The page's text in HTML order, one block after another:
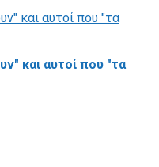
και αυτοί που "τα